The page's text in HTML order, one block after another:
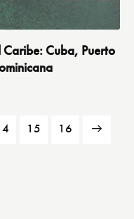
Cuba, Puerto
15 16
→